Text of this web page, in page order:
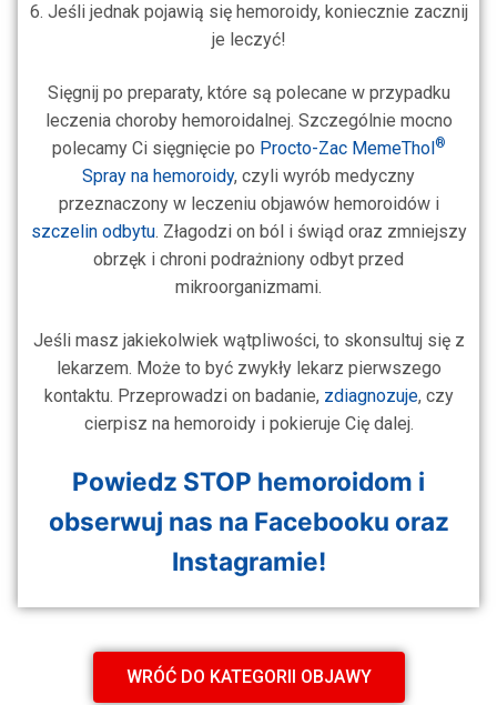
6. Jeśli jednak pojawią się hemoroidy, koniecznie zacznij
je leczyć!
Sięgnij po preparaty, które są polecane w przypadku
leczenia choroby hemoroidalnej. Szczególnie mocno
polecamy Ci sięgnięcie po Procto-Zac MemeThol®
Spray na hemoroidy, czyli wyrób medyczny
przeznaczony w leczeniu objawów hemoroidów i
szczelin odbytu. Złagodzi on ból i świąd oraz zmniejszy
obrzęk i chroni podrażniony odbyt przed
mikroorganizmami.
Jeśli masz jakiekolwiek wątpliwości, to skonsultuj się z
lekarzem. Może to być zwykły lekarz pierwszego
kontaktu. Przeprowadzi on badanie, zdiagnozuje, czy
cierpisz na hemoroidy i pokieruje Cię dalej.
Powiedz STOP hemoroidom i
obserwuj nas na Facebooku oraz
Instagramie!
WRÓĆ DO KATEGORII OBJAWY